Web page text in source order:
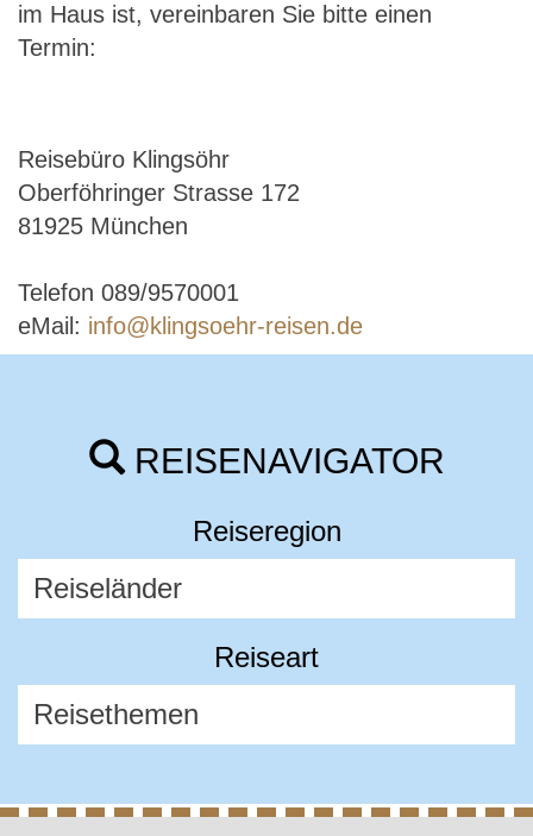
im Haus ist, vereinbaren Sie bitte einen
Termin:
Reisebüro Klingsöhr
Oberföhringer Strasse 172
81925 München
Telefon 089/9570001
eMail: info@klingsoehr-reisen.de
REISENAVIGATOR
Reiseregion
Reiseart